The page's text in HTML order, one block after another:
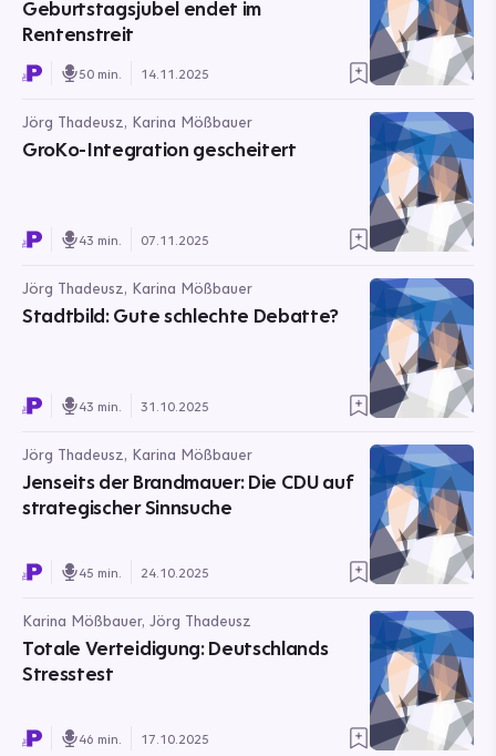
Geburtstagsjubel endet im
Rentenstreit
50 min. 14.11.2025
Jörg Thadeusz, Karina Mößbauer
GroKo-Integration gescheitert
43 min. 07.11.2025
Jörg Thadeusz, Karina Mößbauer
Stadtbild: Gute schlechte Debatte?
43 min. 31.10.2025
Jörg Thadeusz, Karina Mößbauer
Jenseits der Brandmauer: Die CDU auf
strategischer Sinnsuche
45 min. 24.10.2025
Karina Mößbauer, Jörg Thadeusz
Totale Verteidigung: Deutschlands
Stresstest
46 min. 17.10.2025